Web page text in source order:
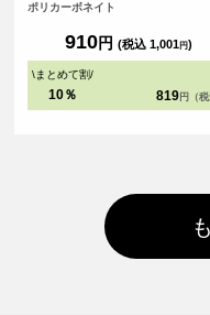
ポリカーボネイト
910円 (税込 1,001円)
\まとめて割/
10％ 819 円（税